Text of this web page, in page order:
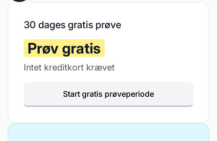
30 dages gratis prøve
Prøv gratis
Intet kreditkort krævet
Start gratis prøveperiode